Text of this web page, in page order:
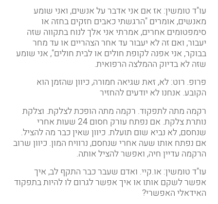
עו"ד טומשין: אז אם אני אדבר על אנשים, ואני שומע
מאנשים, אומרים "הרגשתי כאבים חזקים בחזה או
סימפטומים אחרים, אמרתי אני אלך לנוח בתקווה שזה
יעבור, ואם זה לא יעבור עד אחר הצהריים או עד מחר
בבוקר, אני אפנה לקופת חולים או לבית חולים", אני שומע
שזה לא בדיוק ההמלצה הרפואית.
פרופ. רוט: לא, זאת שגיאה חמורה, כיוון שהזמן הוא
הקובע. אנחנו לא יודעים להחזיר
רקמה מתה לתפקוד. רקמה מתה הופכת לצלקת. וצלקת
נותרת צלקת. אם נפתח עורק חסום 24 שעות אחרי
שנחסם, לא נביא שום תועלת. כיוון שאין כבר מה להציל.
אם נפתח אותו שעה אחרי שנחסם, נרוויח המון. כיוון שרוב
הרקמה עדיין חיה, ואפשר להציל אותה.
עו"ד טומשין: או.קיי. ואדם שעבר כבר התקף לב, איך
אפשר לשקם אותו או איך אפשר לגרום לו להיות בתפקוד
האידאלי האפשרי?